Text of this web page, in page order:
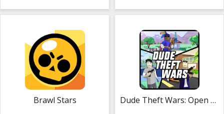
Brawl Stars Dude Theft Wars: Open World Sandbox Simulator